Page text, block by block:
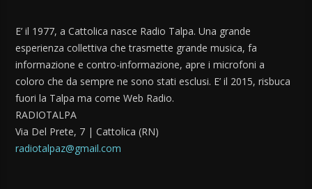
E’ il 1977, a Cattolica nasce Radio Talpa. Una grande
esperienza collettiva che trasmette grande musica, fa
informazione e contro-informazione, apre i microfoni a
coloro che da sempre ne sono stati esclusi. E’ il 2015, risbuca
fuori la Talpa ma come Web Radio.
RADIOTALPA
Via Del Prete, 7 | Cattolica (RN)
radiotalpaz@gmail.com